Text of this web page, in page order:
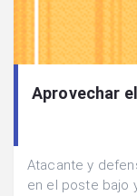
Aprovechar
Atacante y
en el poste bajo